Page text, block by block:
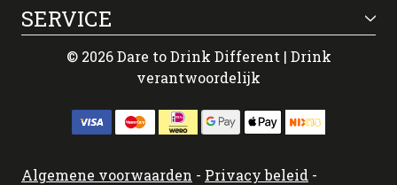
SERVICE
© 2026 Dare to Drink Different | Drink
verantwoordelijk
Algemene voorwaarden - Privacy beleid -